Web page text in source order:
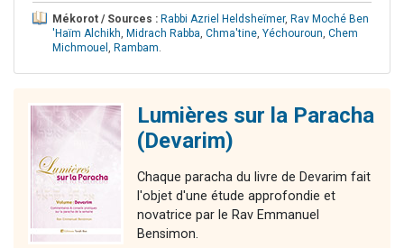
Mékorot / Sources : Rabbi Azriel Heldsheïmer, Rav Moché Ben
'Haïm Alchikh, Midrach Rabba, Chma'tine, Yéchouroun, Chem
Michmouel , Rambam.
Lumières sur la Paracha
(Devarim)
Chaque paracha du livre de Devarim fait
l'objet d'une étude approfondie et
novatrice par le Rav Emmanuel
Bensimon.